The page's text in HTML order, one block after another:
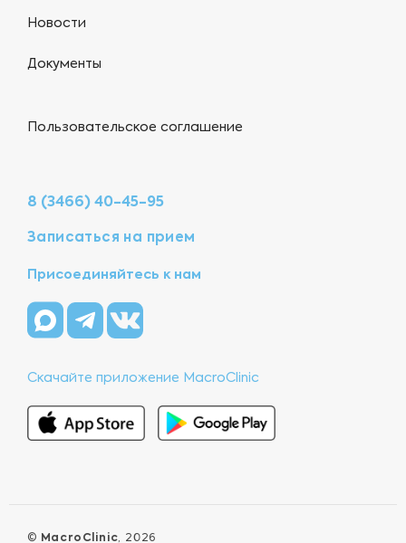
Новости
Документы
Пользовательское соглашение
8 (3466) 40-45-95
Записаться на прием
Присоединяйтесь к нам
Скачайте приложение MacroClinic
© MacroClinic, 2026